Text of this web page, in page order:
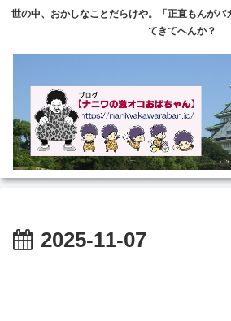
世の中、おかしなことだらけや。「正直もんがバ
てきてへんか？
2025-11-07